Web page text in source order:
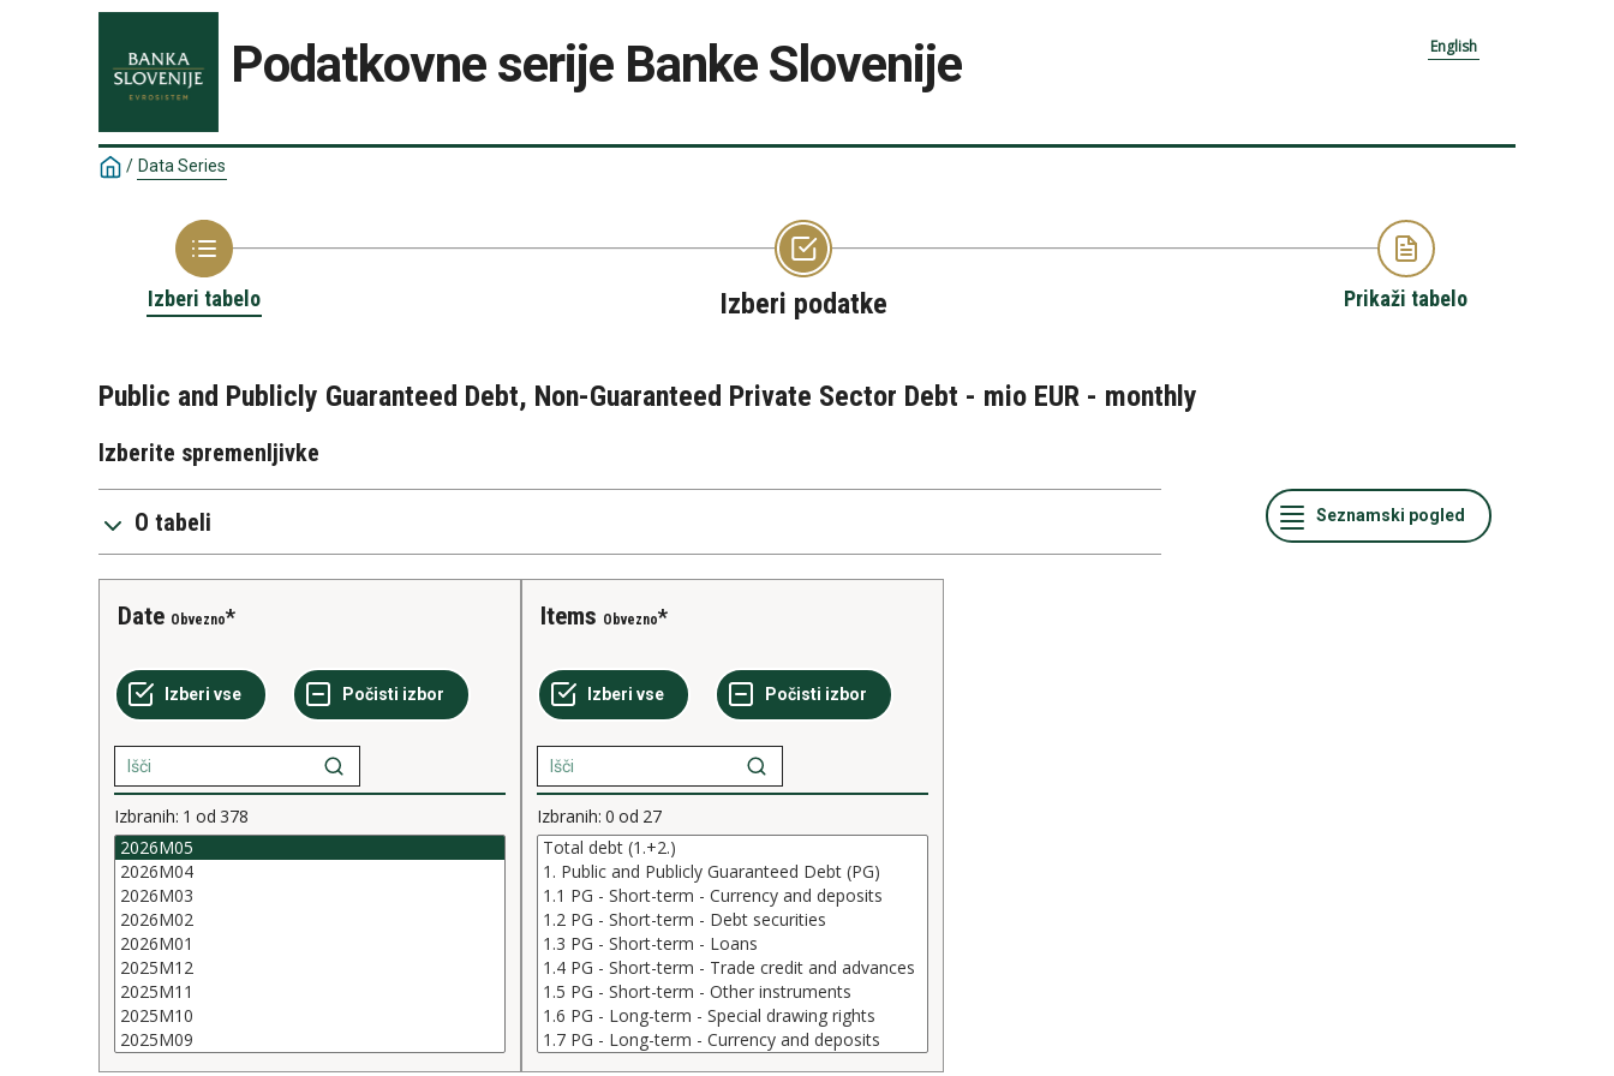
Podatkovne serije Banke Slovenije English
/ Data Series
Izberi tabelo Izberi podatke Prikaži tabelo
Public and Publicly Guaranteed Debt, Non-Guaranteed Private Sector Debt - mio EUR - monthly
Izberite spremenljivke
O tabeli
Date Obvezno
Izbranih: 1 od 378
Items Obvezno
Izbranih: 0 od 27